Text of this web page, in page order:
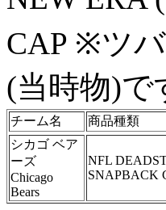
CAP ※ツ
(当時物)で
チーム名 商品種類
シカゴ ベア
ーズ
Chicago
Bears
NFL
SNAPBACK